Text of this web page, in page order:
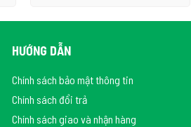
HƯỚNG DẪN
Chính sách bảo mật thông tin
Chính sách đổi trả
Chính sách giao và nhận hàng